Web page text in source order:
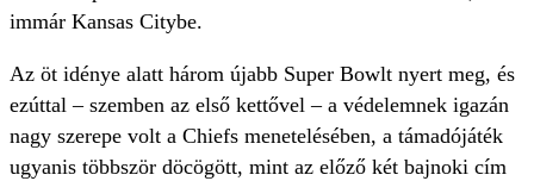
immár Kansas Citybe.
Az öt idénye alatt három újabb Super Bowlt nyert meg, és
ezúttal – szemben az első kettővel – a védelemnek igazán
nagy szerepe volt a Chiefs menetelésében, a támadójáték
ugyanis többször döcögött, mint az előző két bajnoki cím